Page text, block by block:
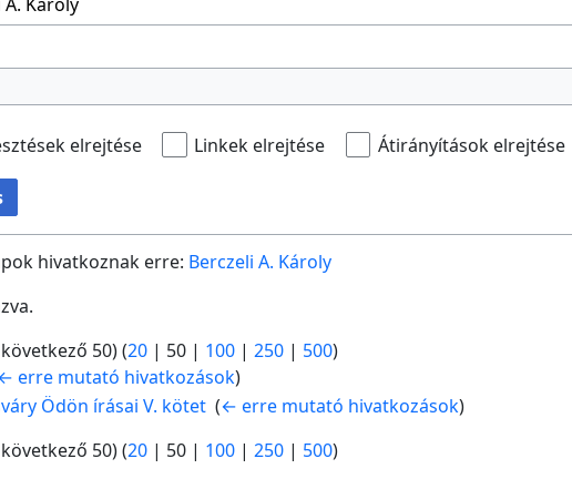
elrejtése Linkek elrejtése Átirányítások elrejtése
hivatkoznak erre: Berczeli A. Károly
következő 50) (20 | 50 | 100 | 250 | 500)
erre mutató hivatkozások)
Ödön írásai V. kötet‎ (← erre mutató hivatkozások)
következő 50) (20 | 50 | 100 | 250 | 500)